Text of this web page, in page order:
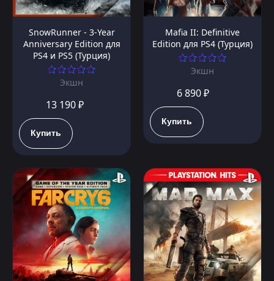
SnowRunner - 3-Year
Anniversary Edition для
PS4 и PS5 (Турция)
Экшн
13 190 ₽
Купить
Mafia II: Definitive
Edition для PS4 (Турция)
Экшн
6 890 ₽
Купить